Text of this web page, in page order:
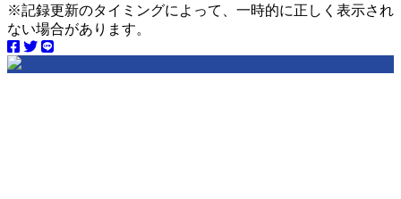
※記録更新のタイミングによって、一時的に正しく表示され
ない場合があります。